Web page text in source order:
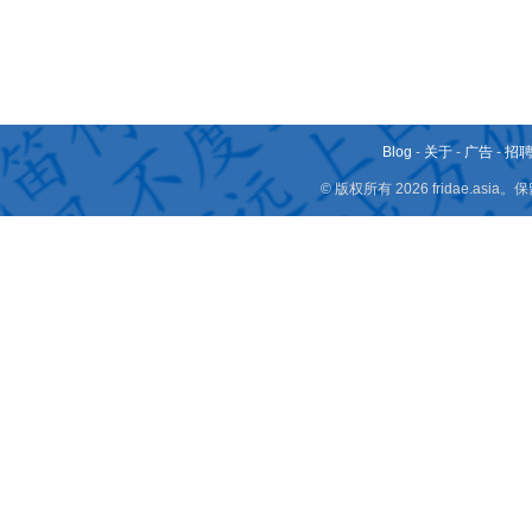
Blog - 关于 - 广告 -招
© 版权所有 2026 fridae.asia。